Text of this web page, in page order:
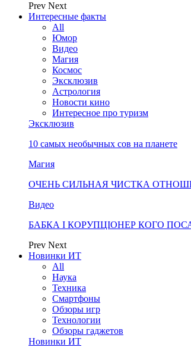
Prev Next
Интересные факты
All
Юмор
Видео
Магия
Космос
Эксклюзив
Астрология
Новости кино
Интересное про туризм
Эксклюзив
10 самых необычных сов на планете
Магия
ОЧЕНЬ СИЛЬНАЯ ЧИСТКА
Видео
БАБКА І КОРУПЦІОНЕР КОГО
Prev Next
Новинки ИТ
All
Наука
Техника
Смартфоны
Обзоры игр
Технологии
Обзоры гаджетов
Новинки ИТ